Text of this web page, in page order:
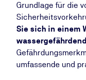
Grundlage für die
Sie sich in einem
umfassende und